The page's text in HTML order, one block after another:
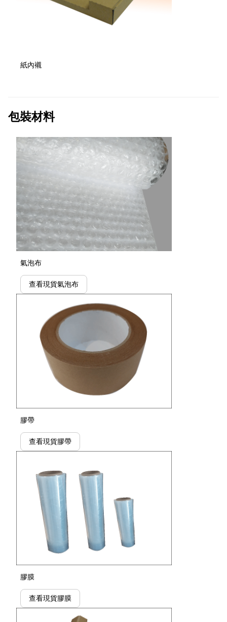
紙內襯
包裝材料
氣泡布
查看現貨氣泡布
膠帶
查看現貨膠帶
膠膜
查看現貨膠膜